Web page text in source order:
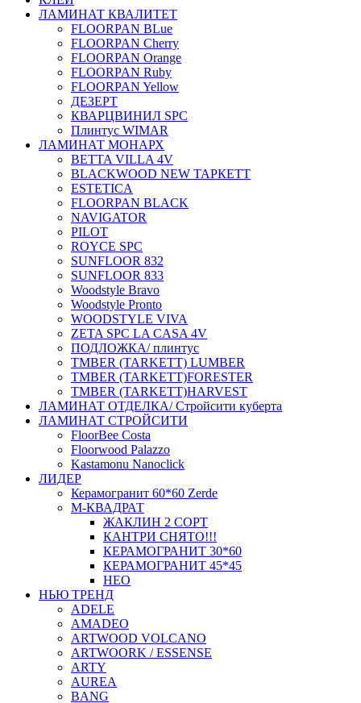
ЛАМИНАТ КВАЛИТЕТ
FLOORPAN BLue
FLOORPAN Cherry
FLOORPAN Orange
FLOORPAN Ruby
FLOORPAN Yellow
ДЕЗЕРТ
КВАРЦВИНИЛ SPC
Плинтус WIMAR
ЛАМИНАТ МОНАРХ
BETTA VILLA 4V
BLACKWOOD NEW ТАРКЕТТ
ESTETICA
FLOORPAN BLACK
NAVIGATOR
PILOT
ROYCE SPC
SUNFLOOR 832
SUNFLOOR 833
Woodstyle Bravo
Woodstyle Pronto
WOODSTYLE VIVA
ZETA SPC LA CASA 4V
ПОДЛОЖКА/ плинтус
ТMBER (TARKETT) LUMBER
ТMBER (TARKETT)FORESTER
ТMBER (TARKETT)HARVEST
ЛАМИНАТ ОТДЕЛКА/ Стройсити куберта
ЛАМИНАТ СТРОЙСИТИ
FloorBee Costa
Floorwood Palazzo
Kastamonu Nanoclick
ЛИДЕР
Керамогранит 60*60 Zerde
М-КВАДРАТ
ЖАКЛИН 2 СОРТ
КАНТРИ СНЯТО!!!
КЕРАМОГРАНИТ 30*60
КЕРАМОГРАНИТ 45*45
НЕО
НЬЮ ТРЕНД
ADELE
AMADEO
ARTWOOD VOLCANO
ARTWOORK / ESSENSE
ARTY
AUREA
BANG